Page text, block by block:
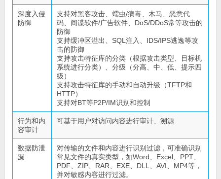
深度入侵
防御
支持对黑客攻击、蠕虫/病毒、木马、恶意代
码、间谍软件/广告软件、DoS/DDoS常等攻击的
防御
支持缓冲区溢出、SQL注入、IDS/IPS逃逸等攻
击的防御
支持攻击特征库的分类（根据攻击类型、目标机
系统进行分类）、分级（分高、中、低、提示四
级）
支持攻击特征库的手动和自动升级（TFTP和
HTTP）
支持对BT等P2P/IM识别和控制
行为和内
容审计
可基于用户对访问内容进行审计、溯源
数据防泄
漏
对传输的文件和内容进行识别过滤，可准确识别
常见文件的真实类型，如Word、Excel、PPT、
PDF、ZIP、RAR、EXE、DLL、AVI、MP4等，
并对敏感内容进行过滤。